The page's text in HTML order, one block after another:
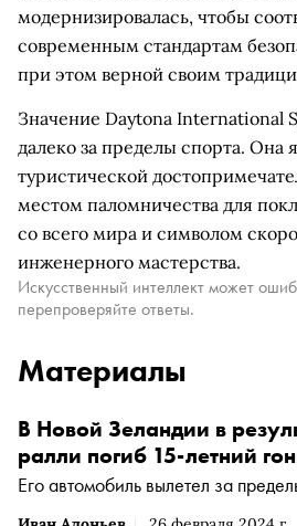
модернизировалась, чтобы
современным стандартам
при этом верной своим
Значение Daytona International
далеко за пределы спорта. Она
туристической
местом паломничества для
со всего мира и символом
инженерного мастерства.
Искусственный интеллект может
перепроверяйте ответы.
Материалы
В Новой Зеландии в
ралли погиб 15-летний
Его автомобиль вылетел за